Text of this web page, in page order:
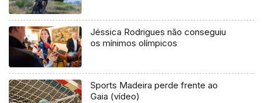
Jéssica Rodrigues não conseguiu
os mínimos olímpicos
Sports Madeira perde frente ao
Gaia (vídeo)